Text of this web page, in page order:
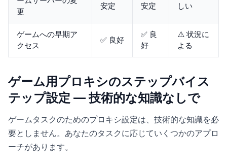
更
安定
安定
しい
ゲームへの早期ア
クセス
✅ 良好
✅ 良
好
⚠️ 状況に
よる
ゲーム用プロキシのステップバイス
テップ設定 — 技術的な知識なしで
ゲームタスクのためのプロキシ設定は、技術的な知識を必
要としません。あなたのタスクに応じていくつかのアプロ
ーチがあります。